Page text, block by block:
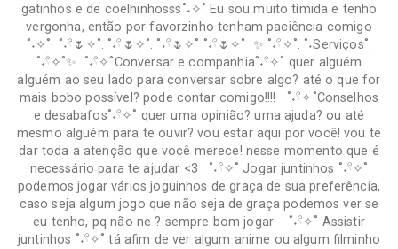
gatinhos e de coelhinhosss˚˖✧˚ Eu sou muito tímida e tenho
vergonha, então por favorzinho tenham paciência comigo
˚˖✧˚ ˚˖𓍢🌷✧˚. ˚˖𓍢🌷✧˚. ˚˖𓍢🌷✧˚ ˚˖𓍢🌷✧˚ ✨ ˚˖𓍢✧˚. ˚˖Serviços˚.
˚˖𓍢✧˚✨ ˚˖𓍢✧˚Conversar e companhia˚˖𓍢✧˚ quer alguém
alguém ao seu lado para conversar sobre algo? até o que for
mais bobo possível? pode contar comigo!!!! ˚˖𓍢✧˚Conselhos
e desabafos˚˖𓍢✧˚ quer uma opinião? uma ajuda? ou até
mesmo alguém para te ouvir? vou estar aqui por você! vou te
dar toda a atenção que você merece! nesse momento que é
necessário para te ajudar <3 ˚˖𓍢✧˚ Jogar juntinhos ˚˖𓍢✧˚
podemos jogar vários joguinhos de graça de sua preferência,
caso seja algum jogo que não seja de graça podemos ver se
eu tenho, pq não ne ? sempre bom jogar ˚˖𓍢✧˚ Assistir
juntinhos ˚˖𓍢✧˚ tá afim de ver algum anime ou algum filminho